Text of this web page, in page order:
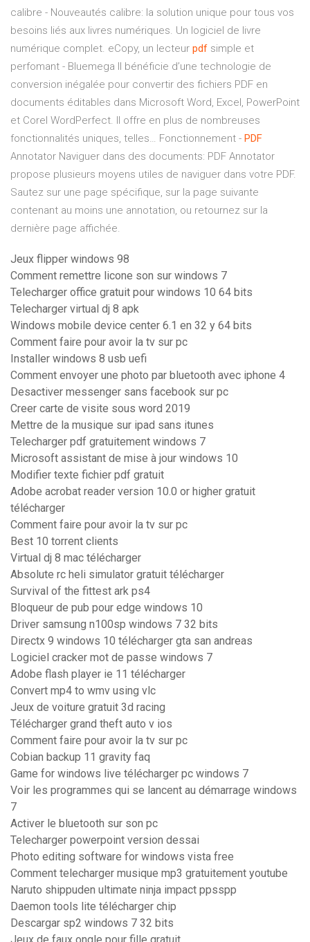
calibre - Nouveautés calibre: la solution unique pour tous vos
besoins liés aux livres numériques. Un logiciel de livre
numérique complet. eCopy, un lecteur pdf simple et
perfomant - Bluemega Il bénéficie d’une technologie de
conversion inégalée pour convertir des fichiers PDF en
documents éditables dans Microsoft Word, Excel, PowerPoint
et Corel WordPerfect. Il offre en plus de nombreuses
fonctionnalités uniques, telles… Fonctionnement - PDF
Annotator Naviguer dans des documents: PDF Annotator
propose plusieurs moyens utiles de naviguer dans votre PDF.
Sautez sur une page spécifique, sur la page suivante
contenant au moins une annotation, ou retournez sur la
dernière page affichée.
Jeux flipper windows 98
Comment remettre licone son sur windows 7
Telecharger office gratuit pour windows 10 64 bits
Telecharger virtual dj 8 apk
Windows mobile device center 6.1 en 32 y 64 bits
Comment faire pour avoir la tv sur pc
Installer windows 8 usb uefi
Comment envoyer une photo par bluetooth avec iphone 4
Desactiver messenger sans facebook sur pc
Creer carte de visite sous word 2019
Mettre de la musique sur ipad sans itunes
Telecharger pdf gratuitement windows 7
Microsoft assistant de mise à jour windows 10
Modifier texte fichier pdf gratuit
Adobe acrobat reader version 10.0 or higher gratuit
télécharger
Comment faire pour avoir la tv sur pc
Best 10 torrent clients
Virtual dj 8 mac télécharger
Absolute rc heli simulator gratuit télécharger
Survival of the fittest ark ps4
Bloqueur de pub pour edge windows 10
Driver samsung n100sp windows 7 32 bits
Directx 9 windows 10 télécharger gta san andreas
Logiciel cracker mot de passe windows 7
Adobe flash player ie 11 télécharger
Convert mp4 to wmv using vlc
Jeux de voiture gratuit 3d racing
Télécharger grand theft auto v ios
Comment faire pour avoir la tv sur pc
Cobian backup 11 gravity faq
Game for windows live télécharger pc windows 7
Voir les programmes qui se lancent au démarrage windows
7
Activer le bluetooth sur son pc
Telecharger powerpoint version dessai
Photo editing software for windows vista free
Comment telecharger musique mp3 gratuitement youtube
Naruto shippuden ultimate ninja impact ppsspp
Daemon tools lite télécharger chip
Descargar sp2 windows 7 32 bits